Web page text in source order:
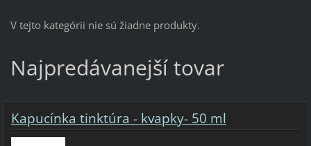
V tejto kategórii nie sú žiadne produkty.
Najpredávanejší tovar
Kapucínka tinktúra - kvapky- 50 ml